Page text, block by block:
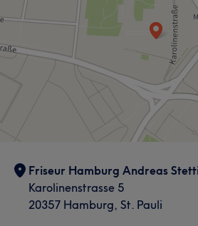
Friseur Hamburg Andreas
Karolinenstrasse 5
20357 Hamburg, St. Pauli